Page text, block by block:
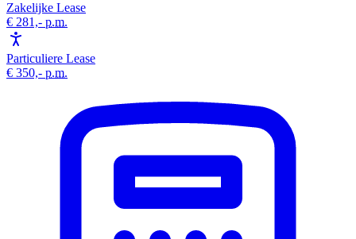
Zakelijke Lease
€ 281,- p.m.
Particuliere Lease
€ 350,- p.m.